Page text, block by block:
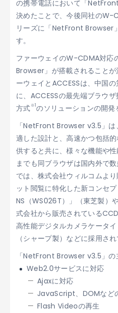
の携帯電話において「
決めたことで、今後同社のW-
リーズに「NetFront Browser
す。
ファーウェイのW-CDMA対応
Browser」が搭載されること
ーウェイとACCESSは、中国
に、ACCESSの最先端ブラウ
方式※1のソリューションの開発
「NetFront Browser v3.5」
適した設計と、高速かつ包括
供すると共に、様々な機能や
までも同ブラウザは国内外で
では、株式会社ウィルコムよ
ット閲覧に特化した新コンセ
NS（WS026T）」（東芝製）
式会社から販売されている
高性能デジタルカメラケータ
（シャープ製）などに採用され
「NetFront Browser v3.5」の
Web2.0サービスに対応
Ajaxに対応
JavaScript、DOMなど
Flash Videoの再生